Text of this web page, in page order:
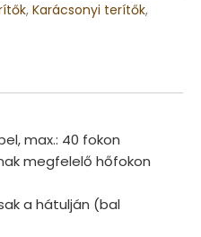
, Karácsonyi terítők,
max.: 40 fokon
megfelelő hőfokon
a hátulján (bal